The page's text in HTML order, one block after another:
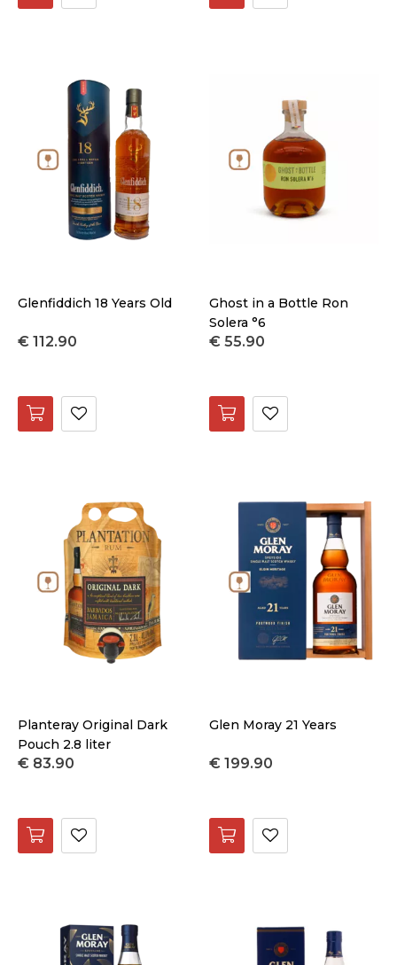
Glenfiddich 18 Years Old
€ 112.90
Ghost in a Bottle Ron
Solera °6
€ 55.90
Planteray Original Dark
Pouch 2.8 liter
€ 83.90
Glen Moray 21 Years
€ 199.90